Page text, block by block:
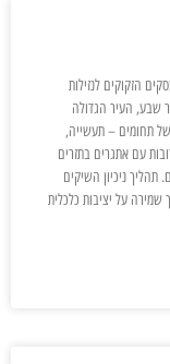
הזקוקים לנזילות
שבע, העיר הגדולה
תחומים – תעשייה,
עם אתגרים בתזרים
תהליך ניכיון השיקים
שמירה על יציבות כלכלית